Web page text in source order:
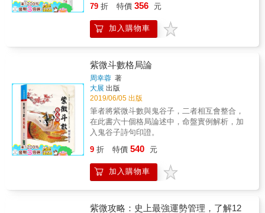
宙，必然需要有經驗的專業導遊，大耕老師多
年致力於紫微斗數教學，深知學生在學習上的
盲點，本書將複雜的學理和技巧化繁為簡，開
越深之後，反而放掉基本的原則與原理，迷失
在看似炫麗的技巧上，以至於學得越多，算得
越不準！本書精選重點技巧的關鍵使用方式，
讓你學到真正的眉角。 &
俗套、不流於宿命論的命運轉機之書 ●隨書附
贈《命理師真心話》一冊，大耕老師有話直
說！ 從命盤看到未來待人處事的方向 命理的存
各方面的執著、不安、脆弱、空虛源於何處，
然後找到解決之道。本書將說明，當我們受到
四化連動影響，遇到逆境時，如何透過紫微斗
數，知道自己真正擁有的能力，做出適當的選
擇與進化。 掌握影響人生起落和走向的四化應
用 ○●搶先看○●必備基礎觀念 （四化通常同時
存在正反面的意義，因此應用起來深且廣，請
詳閱書中教學與分析） 【化祿】是「投入心
力、期待」和「本來不屬於我，而後增加出
個宮位的人投注心力；出現在自我宮位時，代
表會自己能展現出這個宮位的價值。 【化權】
是「加重、掌控」的概念。六親宮位出現化
權，表示很重視該宮位所代表的人，也希望能
79 折 特價 356 元
加入購物車
紫微斗數格局論
周幸蓉 著
大展 出版
2019/06/05 出版
筆者將紫微斗數與鬼谷子，二者相互會整合，
在此書六十個格局論述中，命盤實例解析，加
入鬼谷子詩句印證。
9 折 特價 540 元
加入購物車
紫微攻略：史上最強運勢管理，了解12